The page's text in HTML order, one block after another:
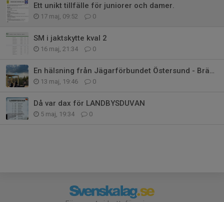
Ett unikt tillfälle för juniorer och damer.
17 maj, 09:52 0
SM i jaktskytte kval 2
16 maj, 21:34 0
En hälsning från Jägarförbundet Östersund - Bräcke
13 maj, 19:46 0
Då var dax för LANDBYSDUVAN
5 maj, 19:34 0